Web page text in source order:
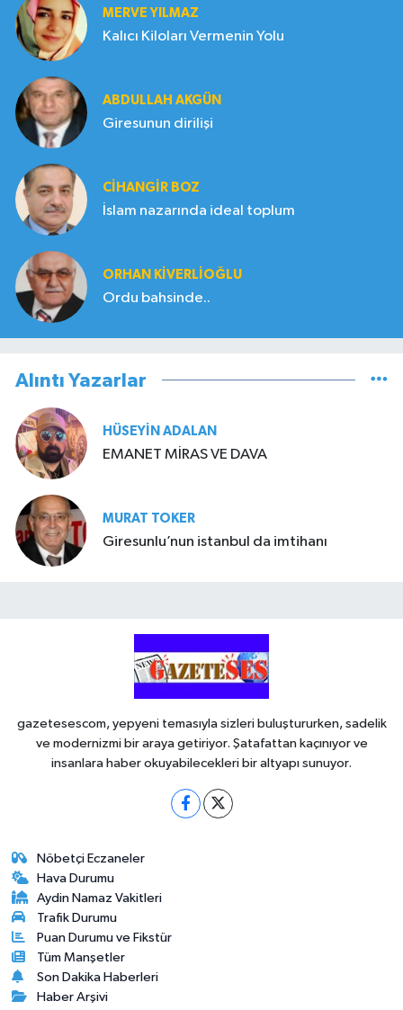
MERVE YILMAZ
Kalıcı Kiloları Vermenin Yolu
ABDULLAH AKGÜN
Giresunun dirilişi
CIHANGIR BOZ
İslam nazarında ideal toplum
ORHAN KIVERLIOĞLU
Ordu bahsinde..
Alıntı Yazarlar
HÜSEYIN ADALAN
EMANET MİRAS VE DAVA
MURAT TOKER
Giresunlu’nun istanbul da imtihanı
gazetesescom, yepyeni temasıyla sizleri buluştururken, sadelik
ve modernizmi bir araya getiriyor. Şatafattan kaçınıyor ve
insanlara haber okuyabilecekleri bir altyapı sunuyor.
Nöbetçi Eczaneler
Hava Durumu
Aydin Namaz Vakitleri
Trafik Durumu
Puan Durumu ve Fikstür
Tüm Manşetler
Son Dakika Haberleri
Haber Arşivi